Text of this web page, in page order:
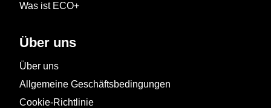
Was ist ECO+
Über uns
Über uns
Allgemeine Geschäftsbedingungen
Cookie-Richtlinie